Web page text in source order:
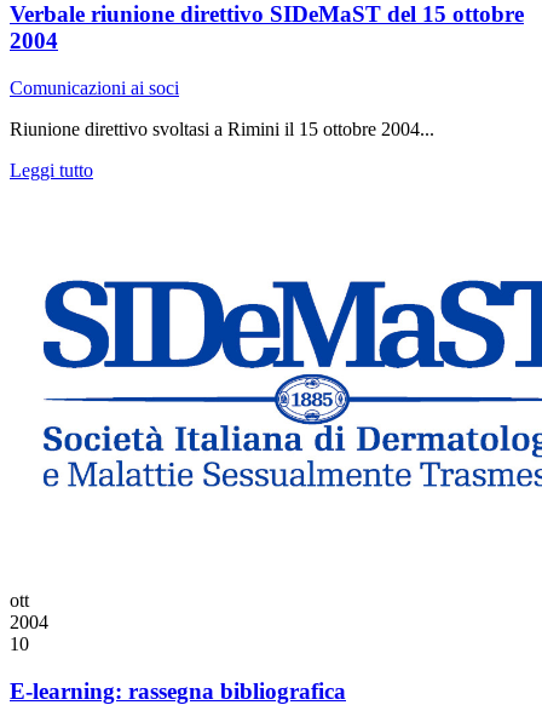
Verbale riunione direttivo SIDeMaST del 15 ottobre
2004
Comunicazioni ai soci
Riunione direttivo svoltasi a Rimini il 15 ottobre 2004...
Leggi tutto
ott
2004
10
E-learning: rassegna bibliografica